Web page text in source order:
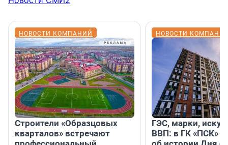
НОВОСТИ КОМПАНИЙ
Строители «Образцовых
кварталов» встречают
НОВОСТИ
ГЭС, марки,
ВВП: в ГК «ПСК»